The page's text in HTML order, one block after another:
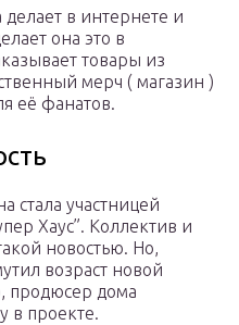
в интернете и
она это в
товары из
мерч ( магазин )
её фанатов.
стала участницей
Хаус”. Коллектив и
новостью. Но,
возраст новой
продюсер дома
в проекте.